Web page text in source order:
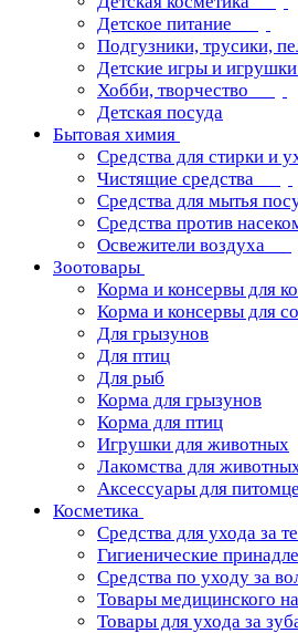
Детское питание
Подгузники, трусики,
Детские игры и игрушки
Хобби, творчество
Детская посуда
Бытовая химия
Средства для стирки и
Чистящие средства
Средства для мытья
Средства против
Освежители воздуха
Зоотовары
Корма и консервы для
Корма и консервы для
Для грызунов
Для птиц
Для рыб
Корма для грызунов
Корма для птиц
Игрушки для животных
Лакомства для
Аксессуары для
Косметика
Средства для ухода за
Гигиенические
Средства по уходу за
Товары медицинского
Товары для ухода за